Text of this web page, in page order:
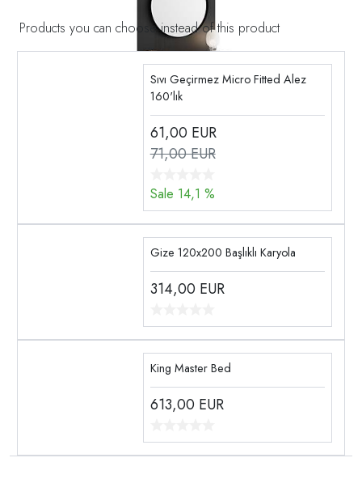
Products you can choose instead of this product
Sıvı Geçirmez Micro Fitted Alez
160'lık
61,00 EUR
71,00 EUR
Sale 14,1 %
Gize 120x200 Başlıklı Karyola
314,00 EUR
King Master Bed
613,00 EUR